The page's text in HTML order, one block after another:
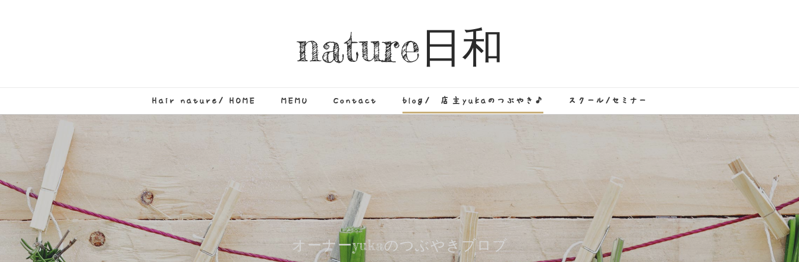
nature日和
Hair nature/ HOME MEMU Contact blog/ 店主yukaのつぶやき♪ スクール/セミナー
オーナーyukaのつぶやきブロブ